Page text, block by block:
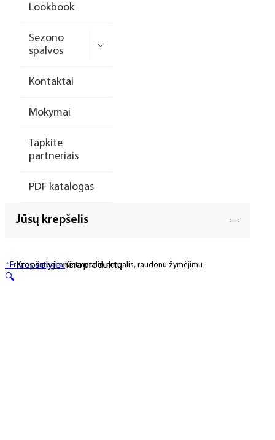
Lookbook
Sezono
spalvos
Kontaktai
Mokymai
Tapkite
partneriais
PDF katalogas
Jūsų krepšelis
Krepšelyje nėra produktų.
⌂ Frezos antgaliaiKietmetalio antgalis, raudonu žymėjimu
🔍